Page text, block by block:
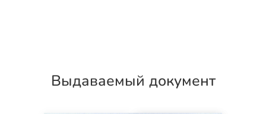
Выдаваемый документ